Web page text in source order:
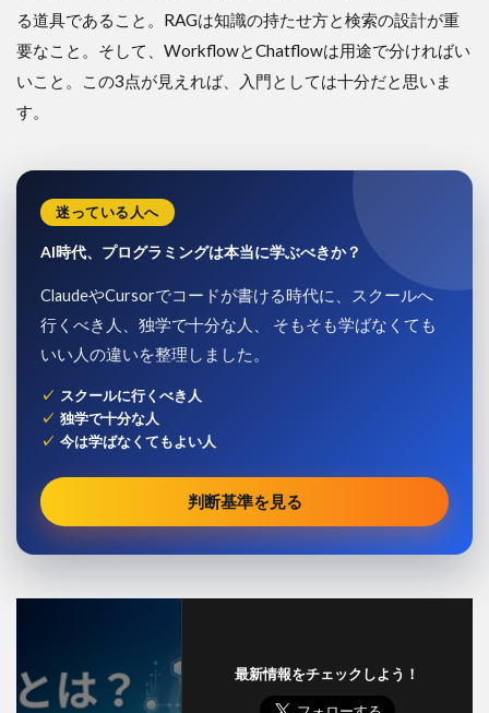
る道具であること。RAGは知識の持たせ方と検索の設計が重
要なこと。そして、WorkflowとChatflowは用途で分ければい
いこと。この3点が見えれば、入門としては十分だと思いま
す。
迷っている人へ
AI時代、プログラミングは本当に学ぶべきか？
ClaudeやCursorでコードが書ける時代に、スクールへ
行くべき人、独学で十分な人、 そもそも学ばなくても
いい人の違いを整理しました。
スクールに行くべき人
独学で十分な人
今は学ばなくてもよい人
判断基準を見る
最新情報をチェックしよう！